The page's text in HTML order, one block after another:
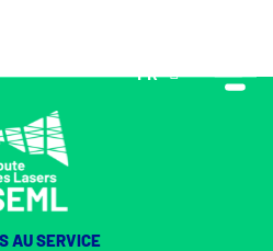
FR
EN
AU SERVICE